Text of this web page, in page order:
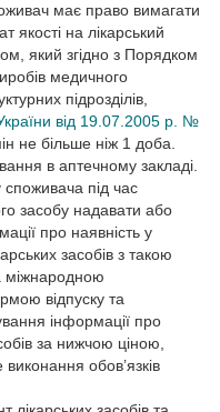
має право вимагати
якості на лікарський
який згідно з Порядком
медичного
підрозділів,
від 19.07.2005 р. №
не більше ніж 1 доба.
в аптечному закладі.
під час
засобу надавати або
про наявність у
засобів з такою
відпуску та
інформації про
за нижчою ціною,
обов’язків